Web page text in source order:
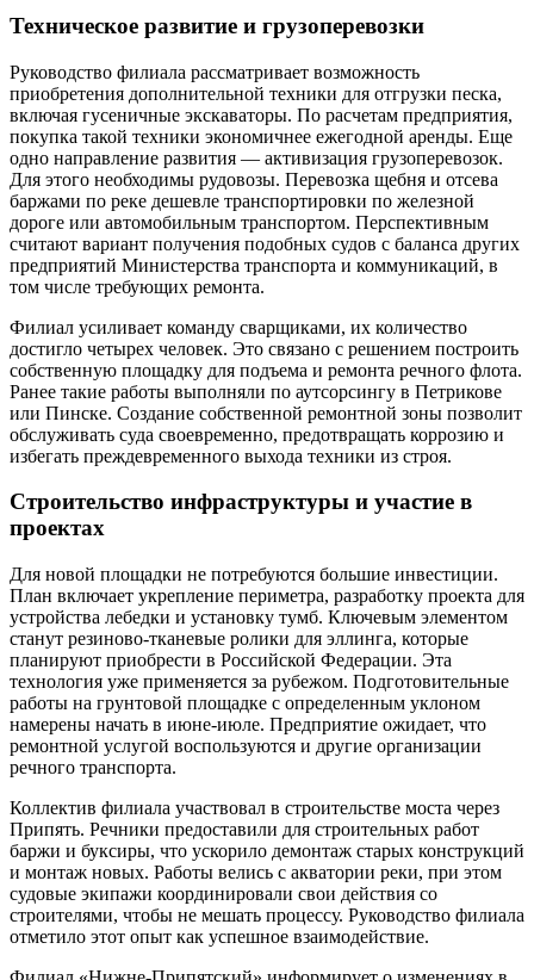
Техническое развитие и грузоперевозки
Руководство филиала рассматривает возможность
приобретения дополнительной техники для отгрузки песка,
включая гусеничные экскаваторы. По расчетам предприятия,
покупка такой техники экономичнее ежегодной аренды. Еще
одно направление развития — активизация грузоперевозок.
Для этого необходимы рудовозы. Перевозка щебня и отсева
баржами по реке дешевле транспортировки по железной
дороге или автомобильным транспортом. Перспективным
считают вариант получения подобных судов с баланса других
предприятий Министерства транспорта и коммуникаций, в
том числе требующих ремонта.
Филиал усиливает команду сварщиками, их количество
достигло четырех человек. Это связано с решением построить
собственную площадку для подъема и ремонта речного флота.
Ранее такие работы выполняли по аутсорсингу в Петрикове
или Пинске. Создание собственной ремонтной зоны позволит
обслуживать суда своевременно, предотвращать коррозию и
избегать преждевременного выхода техники из строя.
Строительство инфраструктуры и участие в
проектах
Для новой площадки не потребуются большие инвестиции.
План включает укрепление периметра, разработку проекта для
устройства лебедки и установку тумб. Ключевым элементом
станут резиново-тканевые ролики для эллинга, которые
планируют приобрести в Российской Федерации. Эта
технология уже применяется за рубежом. Подготовительные
работы на грунтовой площадке с определенным уклоном
намерены начать в июне-июле. Предприятие ожидает, что
ремонтной услугой воспользуются и другие организации
речного транспорта.
Коллектив филиала участвовал в строительстве моста через
Припять. Речники предоставили для строительных работ
баржи и буксиры, что ускорило демонтаж старых конструкций
и монтаж новых. Работы велись с акватории реки, при этом
судовые экипажи координировали свои действия со
строителями, чтобы не мешать процессу. Руководство филиала
отметило этот опыт как успешное взаимодействие.